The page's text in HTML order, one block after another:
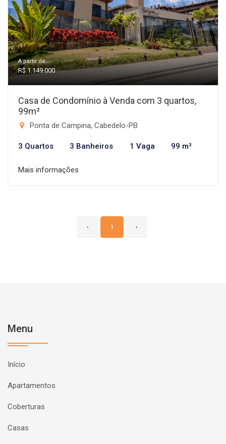
A partir de:
R$ 1.149.000
Casa de Condomínio à Venda com 3 quartos,
99m²
Ponta de Campina, Cabedelo-PB
3 Quartos 3 Banheiros 1 Vaga 99 m²
Mais informações
‹ 1 ›
Menu
Início
Apartamentos
Coberturas
Casas